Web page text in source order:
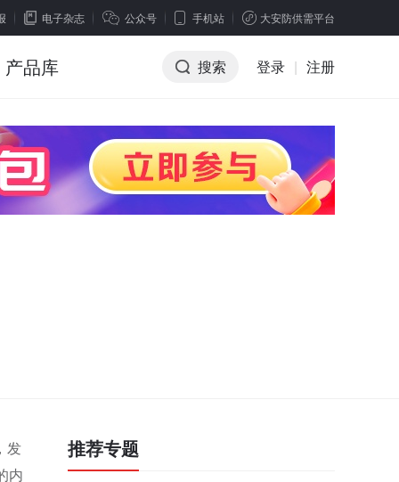
电子杂志 公众号 手机站 大安防供需平台
产品库 搜索 登录 | 注册
发
内
推荐专题